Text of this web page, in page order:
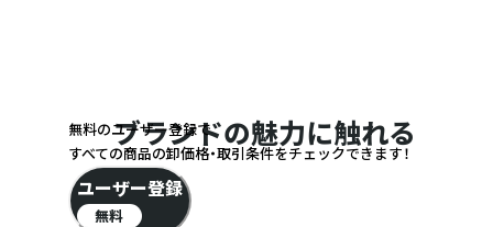
ブランドの魅力に触れる
無料のユーザー登録で
すべての商品の卸価格・取引条件をチェックできます！
ユーザー登録
無料